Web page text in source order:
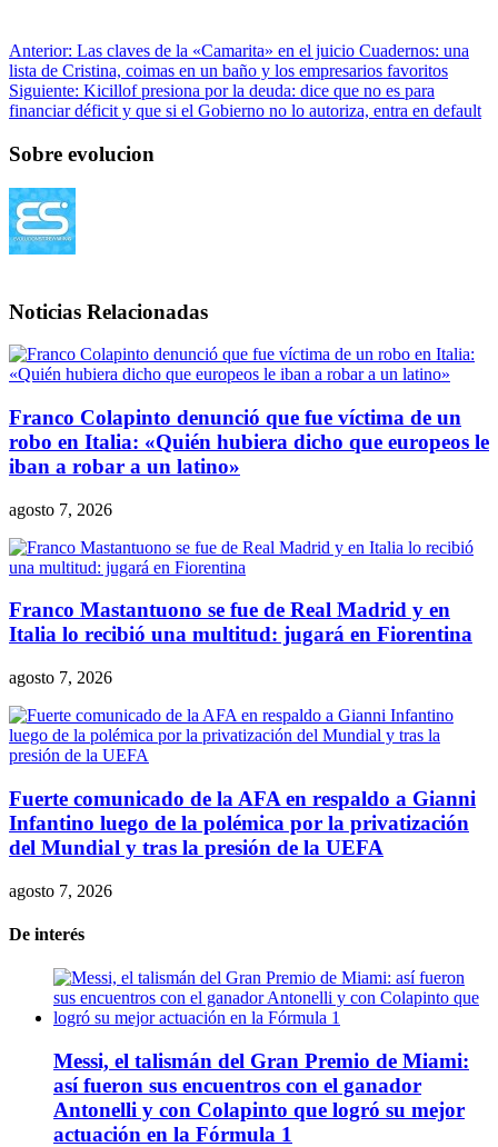
Anterior: Las claves de la «Camarita» en el juicio Cuadernos: una
lista de Cristina, coimas en un baño y los empresarios favoritos
Siguiente: Kicillof presiona por la deuda: dice que no es para
financiar déficit y que si el Gobierno no lo autoriza, entra en default
Sobre evolucion
Noticias Relacionadas
Franco Colapinto denunció que fue víctima de un
robo en Italia: «Quién hubiera dicho que europeos le
iban a robar a un latino»
agosto 7, 2026
Franco Mastantuono se fue de Real Madrid y en
Italia lo recibió una multitud: jugará en Fiorentina
agosto 7, 2026
Fuerte comunicado de la AFA en respaldo a Gianni
Infantino luego de la polémica por la privatización
del Mundial y tras la presión de la UEFA
agosto 7, 2026
De interés
Messi, el talismán del Gran Premio de Miami:
así fueron sus encuentros con el ganador
Antonelli y con Colapinto que logró su mejor
actuación en la Fórmula 1